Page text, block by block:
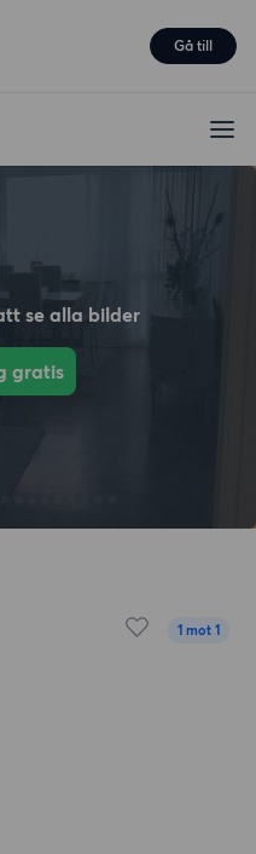
Gå till
se alla bilder
gratis
1 mot 1